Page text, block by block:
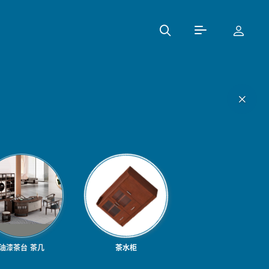
漆茶台 茶几 茶水柜